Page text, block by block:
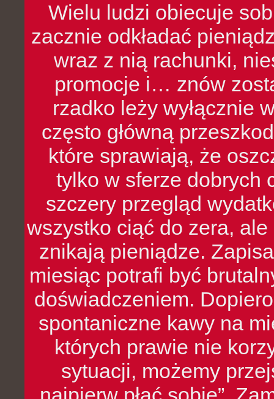
Wielu ludzi obiecuje
zacznie odkładać
wraz z nią rachunki,
promocje i… znów
rzadko leży wyłącznie
często główną
które sprawiają, że
tylko w sferze dobrych
szczery przegląd
wszystko ciąć do zera,
znikają pieniądze.
miesiąc potrafi być
doświadczeniem.
spontaniczne kawy na
których prawie nie
sytuacji, możemy